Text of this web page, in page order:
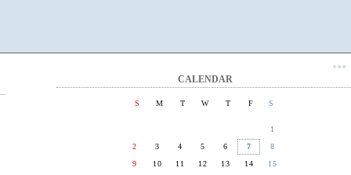
●●●
CALENDAR
S M T W T F S
1
2
3 4 5 6 7
8
9
10 11 12 13 14
15